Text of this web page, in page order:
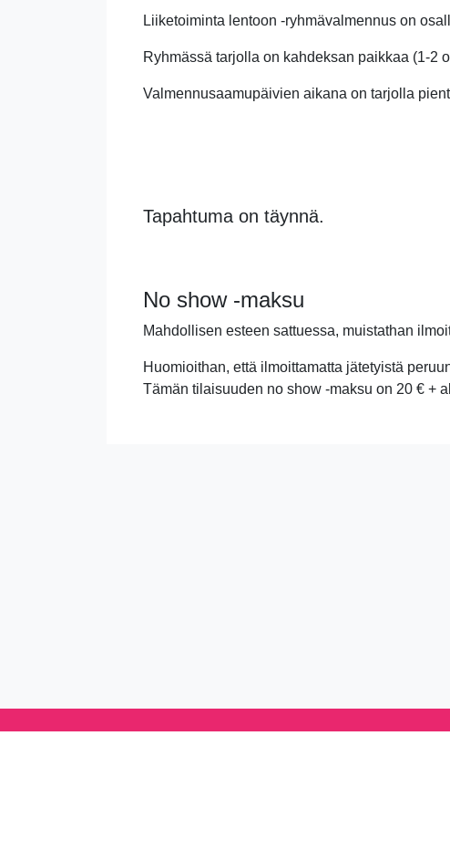
Liiketoiminta lentoon -ryhmävalmennus on
Ryhmässä tarjolla on kahdeksan paikkaa (1-2
Valmennusaamupäivien aikana on tarjolla
Tapahtuma on täynnä.
No show -maksu
Mahdollisen esteen sattuessa, muistathan
Huomioithan, että ilmoittamatta jätetyistä
Tämän tilaisuuden no show -maksu on 20 € +